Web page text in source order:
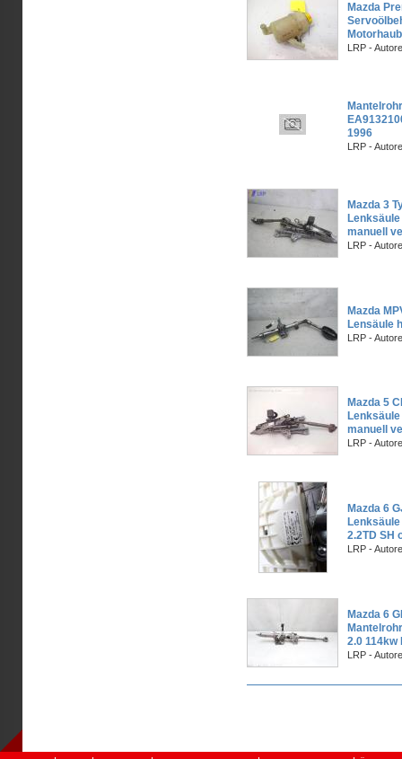
Mazda
LRP -
1996
LRP -
Mazda 3
manuell
LRP -
Mazda
Lensäule
LRP -
Mazda 5
manuell
LRP -
Mazda 6
2.2TD SH
LRP -
Mazda 6
2.0 114kw
LRP -